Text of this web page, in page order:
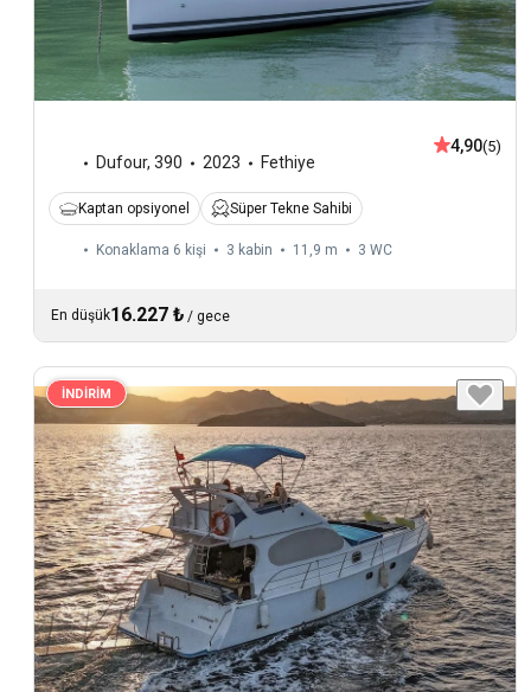
Dufour, 390 2023 Fethiye
4,90(5)
Kaptan opsiyonel Süper Tekne Sahibi
Konaklama 6 kişi 3 kabin 11,9 m 3 WC
En düşük16.227 ₺ / gece
İNDİRİM